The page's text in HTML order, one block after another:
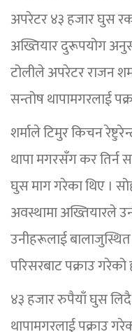
अपरेटर ४३ हजार घुस
अख्तियार दुरूपयोग
टोलीले अपरेटर राजन
सन्तोष थापामगरलाई
शर्माले टिमुर किचन
थापा मगरसँग कर तिर्न
घुस माग गरेका थिए ।
अवस्थामा अख्तियारले
उनीहरूलाई
परिसरबाट पक्राउ गरेको
४३ हजार रुपैयाँ घुस
थापामगरलाई पक्राउ